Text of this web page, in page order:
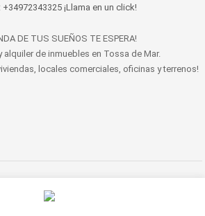
+34972343325 ¡Llama en un click!
DE TUS SUEÑOS TE ESPERA!
alquiler de inmuebles en Tossa de Mar.
locales comerciales, oficinas y terrenos!